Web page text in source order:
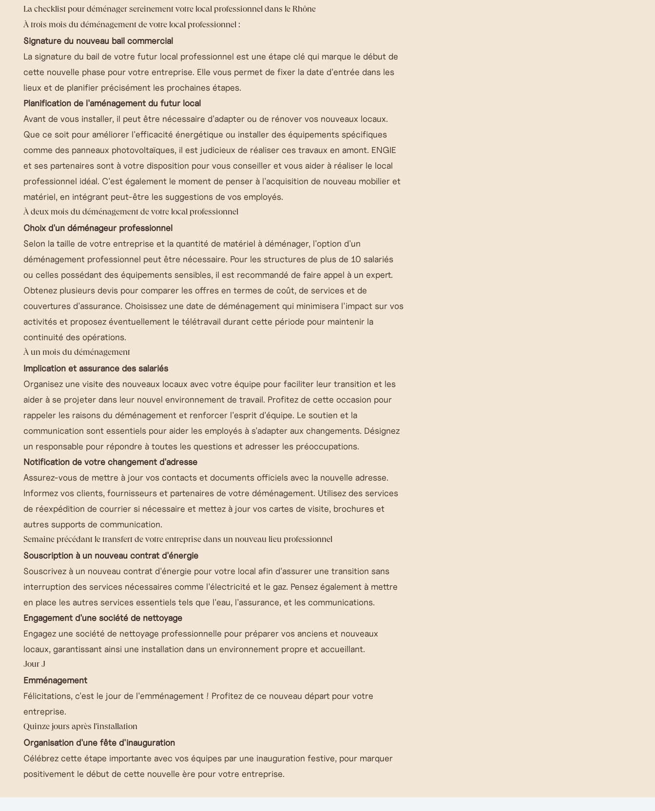
La checklist pour déménager sereinement votre local professionnel dans le Rhône
À trois mois du déménagement de votre local professionnel :
Signature du nouveau bail commercial
La signature du bail de votre futur local professionnel est une étape clé qui marque le début de
cette nouvelle phase pour votre entreprise. Elle vous permet de fixer la date d'entrée dans les
lieux et de planifier précisément les prochaines étapes.
Planification de l'aménagement du futur local
Avant de vous installer, il peut être nécessaire d'adapter ou de rénover vos nouveaux locaux.
Que ce soit pour améliorer l'efficacité énergétique ou installer des équipements spécifiques
comme des panneaux photovoltaïques, il est judicieux de réaliser ces travaux en amont. ENGIE
et ses partenaires sont à votre disposition pour vous conseiller et vous aider à réaliser le local
professionnel idéal. C'est également le moment de penser à l'acquisition de nouveau mobilier et
matériel, en intégrant peut-être les suggestions de vos employés.
À deux mois du déménagement de votre local professionnel
Choix d'un déménageur professionnel
Selon la taille de votre entreprise et la quantité de matériel à déménager, l'option d'un
déménagement professionnel peut être nécessaire. Pour les structures de plus de 10 salariés
ou celles possédant des équipements sensibles, il est recommandé de faire appel à un expert.
Obtenez plusieurs devis pour comparer les offres en termes de coût, de services et de
couvertures d'assurance. Choisissez une date de déménagement qui minimisera l'impact sur vos
activités et proposez éventuellement le télétravail durant cette période pour maintenir la
continuité des opérations.
À un mois du déménagement
Implication et assurance des salariés
Organisez une visite des nouveaux locaux avec votre équipe pour faciliter leur transition et les
aider à se projeter dans leur nouvel environnement de travail. Profitez de cette occasion pour
rappeler les raisons du déménagement et renforcer l'esprit d'équipe. Le soutien et la
communication sont essentiels pour aider les employés à s'adapter aux changements. Désignez
un responsable pour répondre à toutes les questions et adresser les préoccupations.
Notification de votre changement d'adresse
Assurez-vous de mettre à jour vos contacts et documents officiels avec la nouvelle adresse.
Informez vos clients, fournisseurs et partenaires de votre déménagement. Utilisez des services
de réexpédition de courrier si nécessaire et mettez à jour vos cartes de visite, brochures et
autres supports de communication.
Semaine précédant le transfert de votre entreprise dans un nouveau lieu professionnel
Souscription à un nouveau contrat d'énergie
Souscrivez à un nouveau contrat d'énergie pour votre local afin d'assurer une transition sans
interruption des services nécessaires comme l'électricité et le gaz. Pensez également à mettre
en place les autres services essentiels tels que l'eau, l'assurance, et les communications.
Engagement d'une société de nettoyage
Engagez une société de nettoyage professionnelle pour préparer vos anciens et nouveaux
locaux, garantissant ainsi une installation dans un environnement propre et accueillant.
Jour J
Emménagement
Félicitations, c'est le jour de l'emménagement ! Profitez de ce nouveau départ pour votre
entreprise.
Quinze jours après l'installation
Organisation d'une fête d'inauguration
Célébrez cette étape importante avec vos équipes par une inauguration festive, pour marquer
positivement le début de cette nouvelle ère pour votre entreprise.